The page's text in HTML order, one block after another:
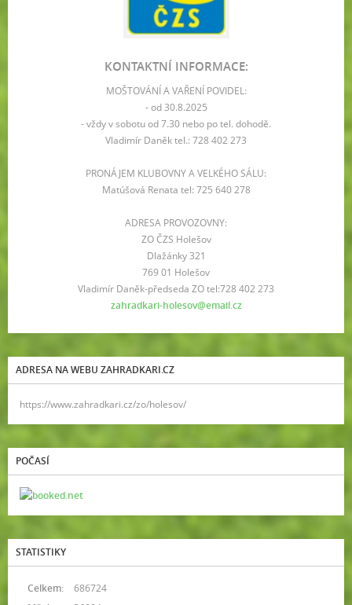
KONTAKTNÍ INFORMACE:
MOŠTOVÁNÍ A VAŘENÍ POVIDEL:
- od 30.8.2025
- vždy v sobotu od 7.30 nebo po tel. dohodě.
Vladimír Daněk tel.: 728 402 273
PRONÁJEM KLUBOVNY A VELKÉHO SÁLU:
Matúšová Renata tel: 725 640 278
ADRESA PROVOZOVNY:
ZO ČZS Holešov
Dlažánky 321
769 01 Holešov
Vladimír Daněk-předseda ZO tel:728 402 273
zahradkari-holesov@email.cz
ADRESA NA WEBU ZAHRADKARI.CZ
https://www.zahradkari.cz/zo/holesov/
POČASÍ
STATISTIKY
Celkem:
686724